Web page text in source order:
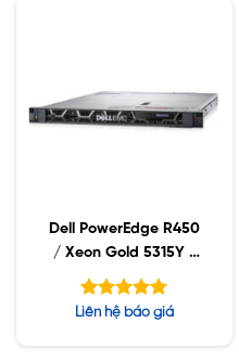
Dell PowerEdge R450
/ Xeon Gold 5315Y /
32GB RDIMM / 960GB
SSD / PS 800W
Được xếp
Liên hệ báo giá